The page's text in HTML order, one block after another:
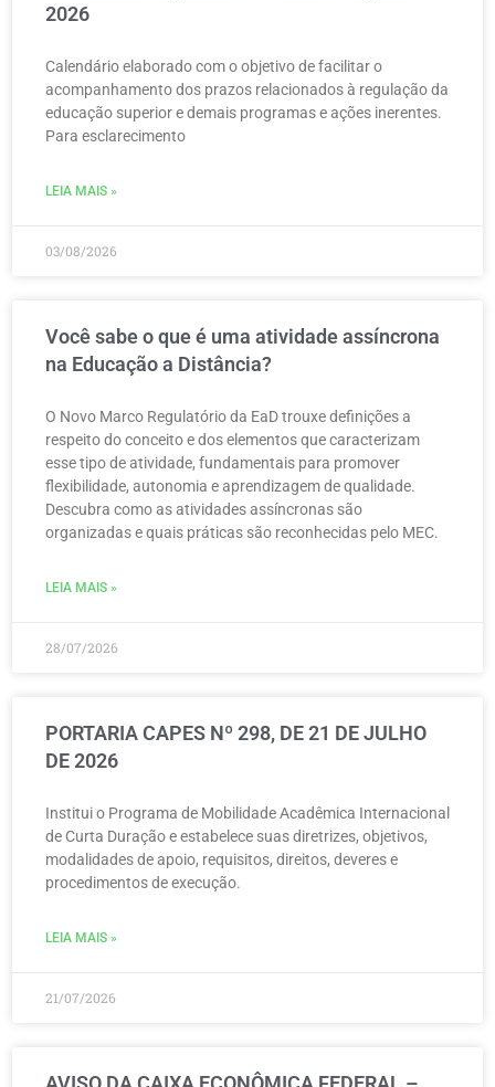
2026
Calendário elaborado com o objetivo de facilitar o
acompanhamento dos prazos relacionados à regulação da
educação superior e demais programas e ações inerentes.
Para esclarecimento
LEIA MAIS »
03/08/2026
Você sabe o que é uma atividade assíncrona
na Educação a Distância?
O Novo Marco Regulatório da EaD trouxe definições a
respeito do conceito e dos elementos que caracterizam
esse tipo de atividade, fundamentais para promover
flexibilidade, autonomia e aprendizagem de qualidade.
Descubra como as atividades assíncronas são
organizadas e quais práticas são reconhecidas pelo MEC.
LEIA MAIS »
28/07/2026
PORTARIA CAPES Nº 298, DE 21 DE JULHO
DE 2026
Institui o Programa de Mobilidade Acadêmica Internacional
de Curta Duração e estabelece suas diretrizes, objetivos,
modalidades de apoio, requisitos, direitos, deveres e
procedimentos de execução.
LEIA MAIS »
21/07/2026